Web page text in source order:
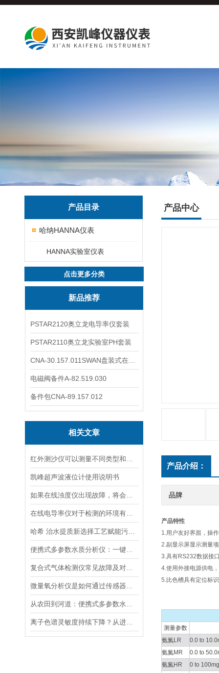
产品目录
哈纳HANNA仪表
HANNA实验室仪表
点击更多分类
新品推荐
PSTAR2120奥立龙电导率仪套装
PSTAR2110奥立龙实验室PH套装
电磁阀备件A-82.519.030
备件包CNA-89.157.012
相关文章
凯峰超声波液位计使用说明书
产品中心
产品介绍：
品牌
产品特性
1.用户友好界面，操
2.副显示屏显示测量
3.具有RS232数据接
4.使用外接电源供电
5.比色槽具有定位标
测量参数
氨氮LR
0.0 to
氨氮MR
0.0 to
氨氮HR
0 to